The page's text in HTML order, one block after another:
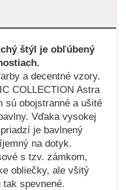
štýl je obľúbený
a decentné vzory.
COLLECTION Astra
sú obojstranné a ušité
Vďaka vysokej
je bavlnený
na dotyk.
s tzv. zámkom,
obliečky, ale všitý
spevnené.